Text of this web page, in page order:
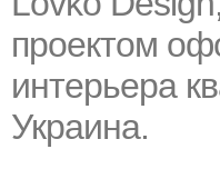
проектом
интерьера
Украина.